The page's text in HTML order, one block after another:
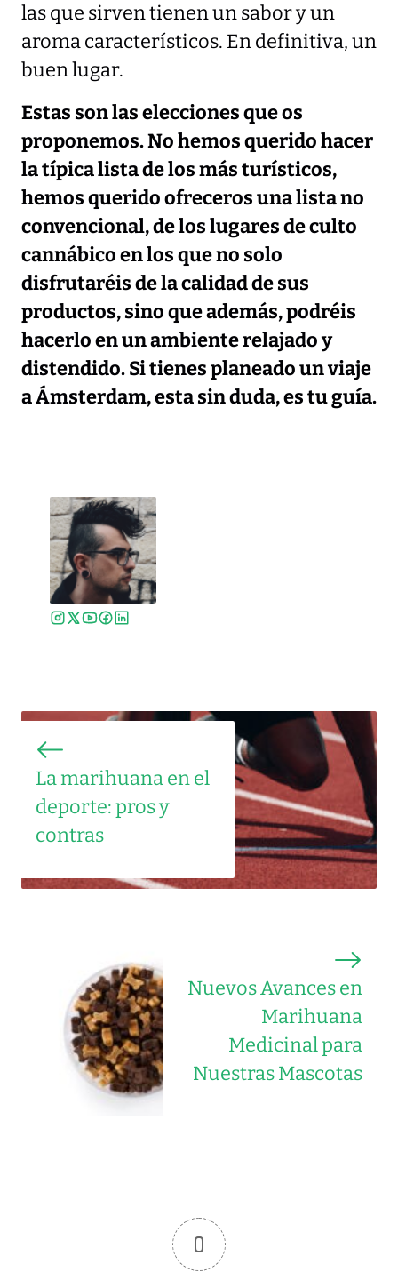
las que sirven tienen un sabor y un
aroma característicos. En definitiva, un
buen lugar.
Estas son las elecciones que os
proponemos. No hemos querido hacer
la típica lista de los más turísticos,
hemos querido ofreceros una lista no
convencional, de los lugares de culto
cannábico en los que no solo
disfrutaréis de la calidad de sus
productos, sino que además, podréis
hacerlo en un ambiente relajado y
distendido. Si tienes planeado un viaje
a Ámsterdam, esta sin duda, es tu guía.
La marihuana en el
deporte: pros y
contras
Nuevos Avances en
Marihuana
Medicinal para
Nuestras Mascotas
0